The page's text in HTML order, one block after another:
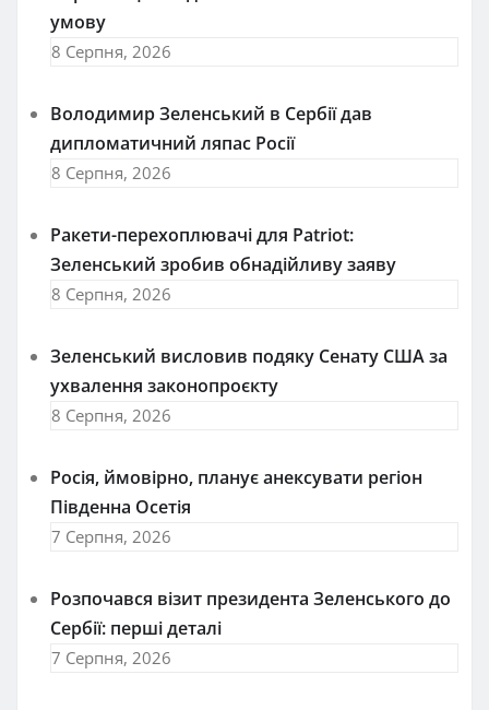
умову
8 Серпня, 2026
Володимир Зеленський в Сербії дав
дипломатичний ляпас Росії
8 Серпня, 2026
Ракети-перехоплювачі для Patriot:
Зеленський зробив обнадійливу заяву
8 Серпня, 2026
Зеленський висловив подяку Сенату США за
ухвалення законопроєкту
8 Серпня, 2026
Росія, ймовірно, планує анексувати регіон
Південна Осетія
7 Серпня, 2026
Розпочався візит президента Зеленського до
Сербії: перші деталі
7 Серпня, 2026